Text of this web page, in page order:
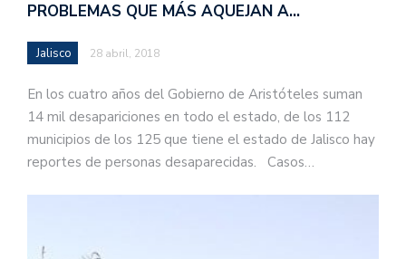
PROBLEMAS QUE MÁS AQUEJAN A…
Jalisco 28 abril, 2018
En los cuatro años del Gobierno de Aristóteles suman
14 mil desapariciones en todo el estado, de los 112
municipios de los 125 que tiene el estado de Jalisco hay
reportes de personas desaparecidas. Casos…